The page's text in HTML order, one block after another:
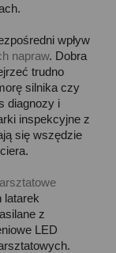
wpływ
napraw. Dobra
trudno
silnika czy
diagnozy i
inspekcyjne z
się wszędzie
latarek
z
LED